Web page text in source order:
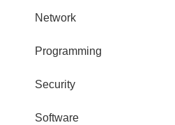
Network
Programming
Security
Software